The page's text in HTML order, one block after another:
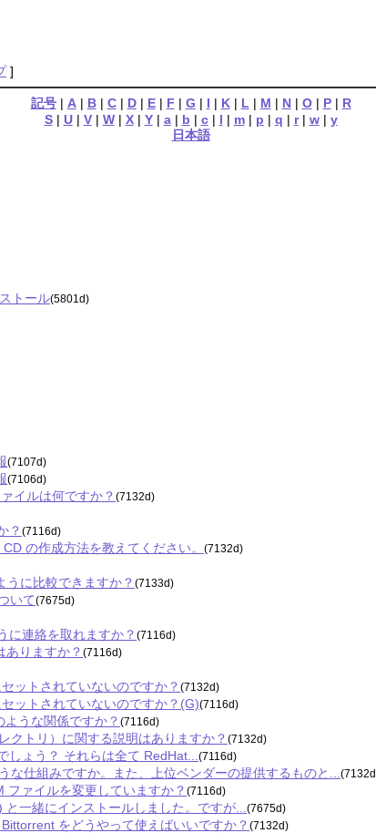
]
記号| A| B| C| D| E| F | G | I | K| L | M | N| O| P| R
S| U| V| W| X| Y| a| b | c| l | m| p | q | r| w| y
日本語
トール(5801d)
(7107d)
(7106d)
イルは何ですか？(7132d)
？(7116d)
の作成方法を教えてください。(7132d)
うに比較できますか？(7133d)
いて(7675d)
に連絡を取れますか？(7116d)
ありますか？(7116d)
ットされていないのですか？(7132d)
ットされていないのですか？(G)(7116d)
ような関係ですか？(7116d)
クトリ）に関する説明はありますか？(7132d)
しょう？ それらは全て RedHat...(7116d)
な仕組みですか。また、上位ベンダーの提供するものと...
ファイルを変更していますか？(7116d)
一緒にインストールしました。ですが...(7675d)
をどうやって使えばいいですか？(7132d)